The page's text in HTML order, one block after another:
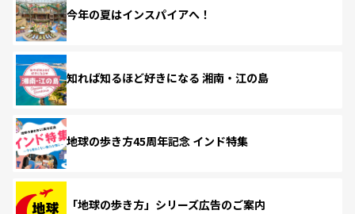
今年の夏はインスパイアへ！
知れば知るほど好きになる 湘南・江の島
地球の歩き方45周年記念 インド特集
「地球の歩き方」シリーズ広告のご案内